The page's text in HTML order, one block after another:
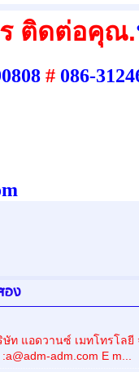
ติดต่อคุณ.
# 086-
ง
แอดวานซ์ เมทโทรโลยี
adm.com E m...